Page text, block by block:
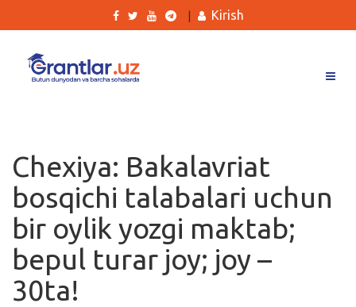
Ishlar
Kurslar
Blog
Yana
Kirish
Chexiya: Bakalavriat
bosqichi talabalari uchun
bir oylik yozgi maktab;
bepul turar joy; joy –
30ta!